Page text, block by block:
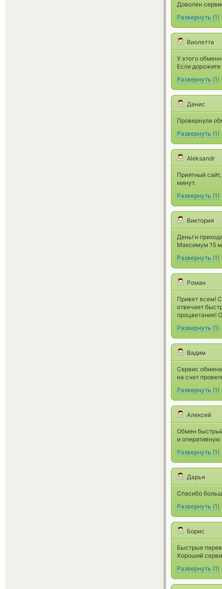
Доволен
Развернуть (1)
Виолетта
У этого
Если
Развернуть (1)
Денис
Провернули
Развернуть (1)
Aleksandr
Приятный
минут.
Развернуть (1)
Виктория
Деньги
Максимум 15
Развернуть (1)
Роман
Привет всем!
отвечает
процветания!
Развернуть (1)
Вадим
Сервис
на счет
Развернуть (1)
Алексей
Обмен
и
Развернуть (1)
Дарья
Спасибо
Развернуть (1)
Борис
Быстрые
Хороший
Развернуть (1)